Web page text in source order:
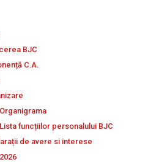
BJC
C.A.
Organigrama
Lista funcțiilor personalului BJC
de avere si interese
2026